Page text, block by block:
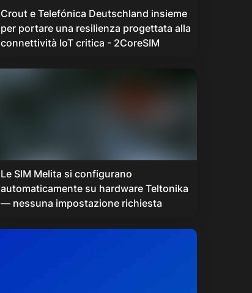
Crout e Telefónica Deutschland insieme
per portare una resilienza progettata alla
connettività IoT critica - 2CoreSIM
Le SIM Melita si configurano
automaticamente su hardware Teltonika
— nessuna impostazione richiesta